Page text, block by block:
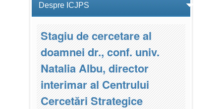
Stagiu de cercetare al
doamnei dr., conf. univ.
Natalia Albu, director
interimar al Centrului
Cercetări Strategice